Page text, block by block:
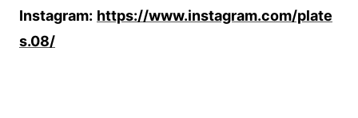
Instagram: https://www.instagram.com/plate
s.08/